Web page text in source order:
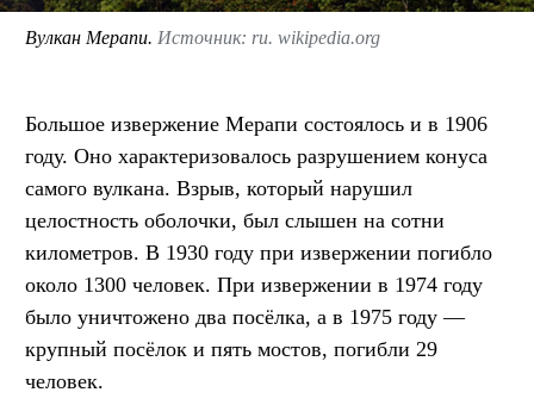
Вулкан Мерапи. Источник: ru. wikipedia.org
Большое извержение Мерапи состоялось и в 1906
году. Оно характеризовалось разрушением конуса
самого вулкана. Взрыв, который нарушил
целостность оболочки, был слышен на сотни
километров. В 1930 году при извержении погибло
около 1300 человек. При извержении в 1974 году
было уничтожено два посёлка, а в 1975 году —
крупный посёлок и пять мостов, погибли 29
человек.